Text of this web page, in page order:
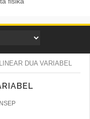
DUA VARIABEL